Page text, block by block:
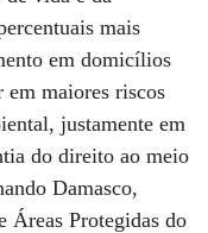
mais
em domicílios
maiores riscos
justamente em
do direito ao meio
Damasco,
Áreas Protegidas do